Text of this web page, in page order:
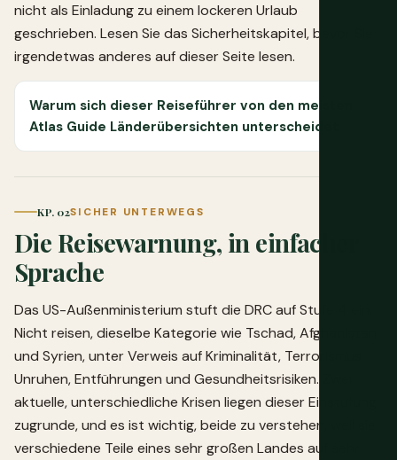
nicht als Einladung zu einem lockeren Urlaub
geschrieben. Lesen Sie das Sicherheitskapitel, bevor Sie
irgendetwas anderes auf dieser Seite lesen.
Warum sich dieser Reiseführer von den meisten
Atlas Guide Länderübersichten unterscheidet
KP. 02SICHER UNTERWEGS
Die Reisewarnung, in einfacher
Sprache
Das US-Außenministerium stuft die DRC auf Stufe 4 ein:
Nicht reisen, dieselbe Kategorie wie Tschad, Afghanistan
und Syrien, unter Verweis auf Kriminalität, Terrorismus,
Unruhen, Entführungen und Gesundheitsrisiken. Zwei
aktuelle, unterschiedliche Krisen liegen dieser Einstufung
zugrunde, und es ist wichtig, beide zu verstehen, weil sie
verschiedene Teile eines sehr großen Landes auf sehr